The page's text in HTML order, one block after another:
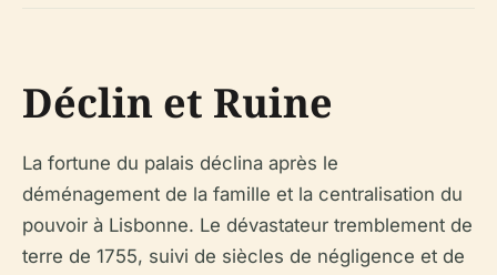
Déclin et Ruine
La fortune du palais déclina après le
déménagement de la famille et la centralisation du
pouvoir à Lisbonne. Le dévastateur tremblement de
terre de 1755, suivi de siècles de négligence et de